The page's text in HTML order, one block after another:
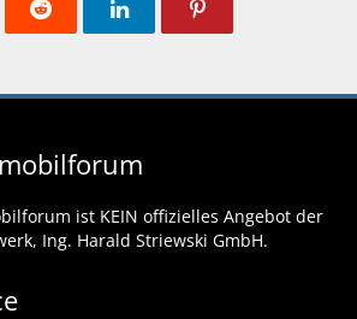
ist KEIN offizielles Angebot der
Ing. Harald Striewski GmbH.